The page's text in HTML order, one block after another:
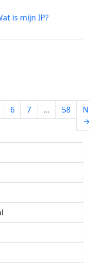
is mijn IP?
6 7 … 58